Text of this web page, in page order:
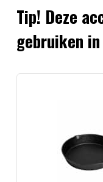
Tip! Deze
gebruiken